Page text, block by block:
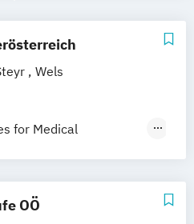
Wels
for Medical
OÖ